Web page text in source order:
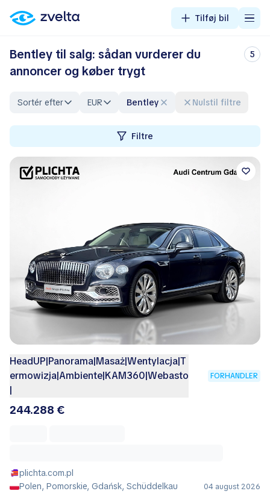
Tilføj bil
Bentley til salg: sådan vurderer du
annoncer og køber trygt
5
Sortér efter EUR Bentley Nulstil filtre
Filtre
HeadUP|Panorama|Masaż|Wentylacja|T
ermowizja|Ambiente|KAM360|Webasto
|
FORHANDLER
244.288 €
plichta.com.pl
Polen, Pomorskie, Gdańsk, Schüddelkau
04 august 2026